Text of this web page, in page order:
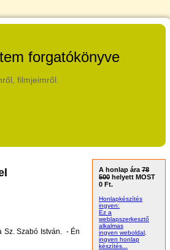
forgatókönyve
filmjeimről.
Sz. Szabó István. - Én
A honlap ára 78
500 helyett MOST
0 Ft.
Honlapkészítés
ingyen:
Ez a
weblapszerkesztő
alkalmas
ingyen weboldal,
ingyen honlap
készítés...